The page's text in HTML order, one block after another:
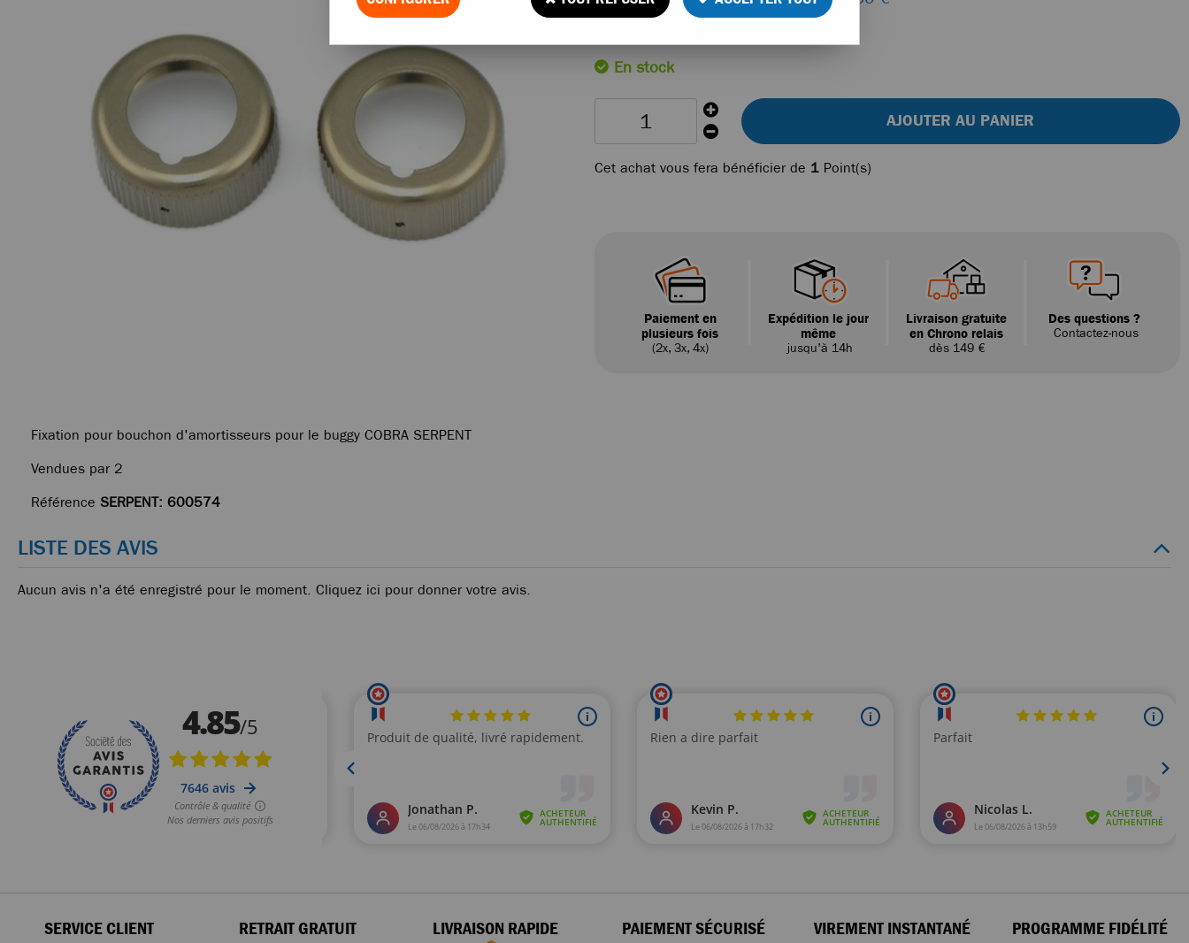
En stock
AJOUTER AU PANIER
Cet achat vous fera bénéficier de 1 Point(s)
Paiement en
plusieurs fois
(2x, 3x, 4x)
Expédition le jour
même
jusqu'à 14h
Livraison gratuite
en Chrono relais
dès 149 €
Des questions ?
Contactez-nous
Fixation pour bouchon d'amortisseurs pour le buggy COBRA SERPENT
Vendues par 2
Référence SERPENT: 600574
LISTE DES AVIS
Aucun avis n'a été enregistré pour le moment. Cliquez ici pour donner votre avis.
SERVICE CLIENT RETRAIT GRATUIT LIVRAISON RAPIDE PAIEMENT SÉCURISÉ VIREMENT INSTANTANÉ PROGRAMME FIDÉLITÉ